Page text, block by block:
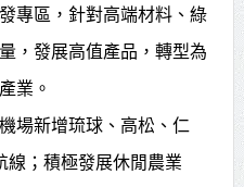
專區，針對高端材料、綠
，發展高值產品，轉型為
業。
場新增琉球、高松、仁
線；積極發展休閒農業